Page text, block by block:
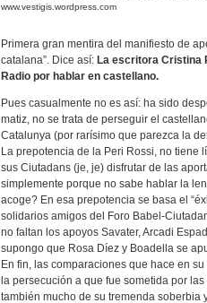
www.vestigis.wordpress.com
Primera gran mentira del manifiesto de
catalana”. Dice así: La escritora Cristina
Radio por hablar en castellano.
Pues casualmente no es así: ha sido
matiz, no se trata de perseguir el
Catalunya (por rarísimo que parezca la
La prepotencia de la Peri Rossi, no tiene
sus Ciutadans (je, je) disfrutar de las
simplemente porque no sabe hablar la
acoge? En esa prepotencia se basa el
solidarios amigos del Foro Babel-
no faltan los apoyos Savater, Arcadi
supongo que Rosa Díez y Boadella se
En fin, las comparaciones que hace en
la persecución a que fue sometida por
también mucho de su tremenda soberbia